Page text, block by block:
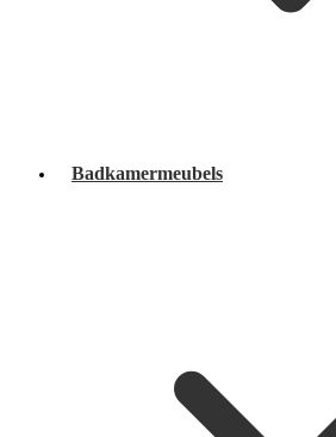
Badkamermeubels